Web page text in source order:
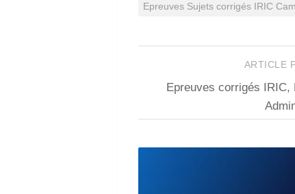
Epreuves Sujets corrigés IRIC
ARTICLE
Epreuves corrigés IRIC,